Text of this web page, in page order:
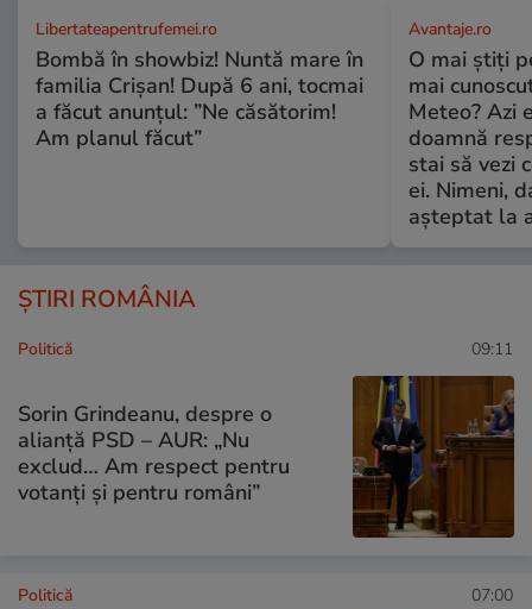
Libertateapentrufemei.ro
Bombă în showbiz! Nuntă mare în
familia Crișan! După 6 ani, tocmai
a făcut anunțul: ”Ne căsătorim!
Am planul făcut”
Avantaje.ro
O mai știți
mai
Meteo? Azi
doamnă
stai să vezi
ei. Nimeni,
așteptat la
ȘTIRI ROMÂNIA
Politică 09:11
Sorin Grindeanu, despre o
alianță PSD – AUR: „Nu
exclud… Am respect pentru
votanți și pentru români”
Politică 07:00